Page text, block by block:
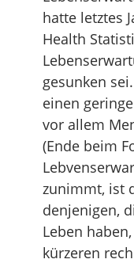
hatte letztes
Health
gesunken
einen
vor allem
(Ende beim
zunimmt, ist
denjenigen,
Leben
kürzeren